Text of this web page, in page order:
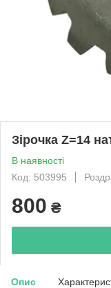
Зірочка Z=14
В наявності
Код: 503995
800 ₴
Опис